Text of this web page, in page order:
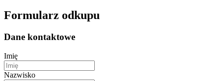
Formularz odkupu
Dane kontaktowe
Imię
Nazwisko